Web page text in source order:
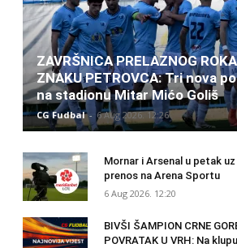
ZAVRŠNICA PRELAZNOG
ZNAKU PETROVCA: Tri nova
na stadionu Mitar Mićo Goliš
CG Fudbal - 6 Aug 2026. 12:26
Mornar i Arsenal u petak
prenos na Arena Sportu
6 Aug 2026. 12:20
BIVŠI ŠAMPION CRNE
POVRATAK U VRH: Na